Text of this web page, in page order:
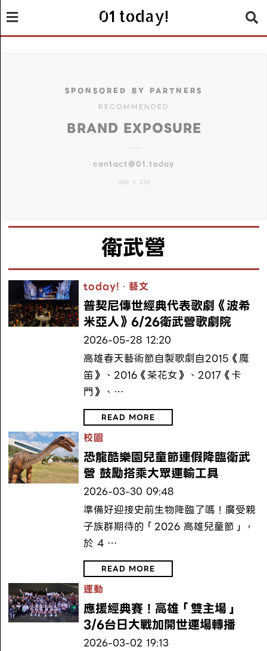
01 today!
SPONSORED BY PARTNERS
RECOMMENDED
BRAND EXPOSURE
contact@01.today
300 X 250
衛武營
today! · 藝文
普契尼傳世經典代表歌劇《波希
米亞人》6/26衛武營歌劇院
2026-05-28 12:20
高雄春天藝術節自製歌劇自2015《魔
笛》、2016《茶花女》、2017《卡
門》、…
READ MORE
校園
恐龍酷樂園兒童節連假降臨衛武
營 鼓勵搭乘大眾運輸工具
2026-03-30 09:48
準備好迎接史前生物降臨了嗎！廣受親
子族群期待的「2026 高雄兒童節」，
於 4 …
READ MORE
運動
應援經典賽！高雄「雙主場」
3/6台日大戰加開世運場轉播
2026-03-02 19:13